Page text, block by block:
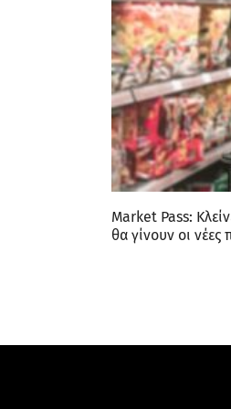
Market Pass:
θα γίνουν οι νέες